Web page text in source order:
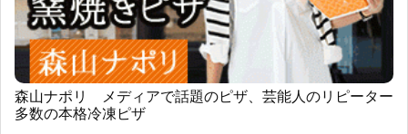
森山ナポリ メディアで話題のピザ、芸能人のリピーター
多数の本格冷凍ピザ